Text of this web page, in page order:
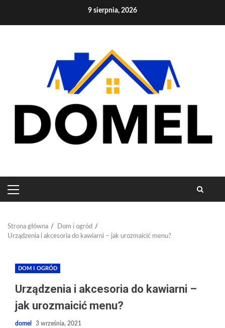
9 sierpnia, 2026
PRIMARY
MENU
Strona główna
Dom i ogród
Urządzenia i akcesoria do kawiarni – jak urozmaicić menu?
DOM I OGRÓD
Urządzenia i akcesoria do kawiarni –
jak urozmaicić menu?
domel 3 września, 2021